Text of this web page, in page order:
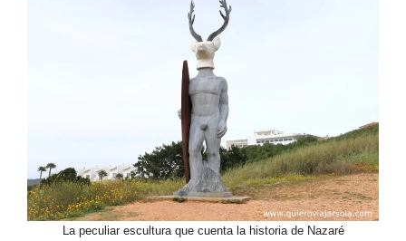
La peculiar escultura que cuenta la historia de Nazaré